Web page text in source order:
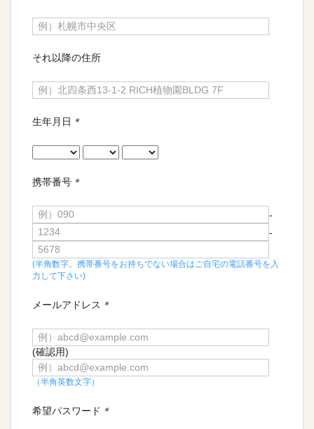
それ以降の住所
生年月日 ＊
携帯番号 ＊
-
-
(半角数字。携帯番号をお持ちでない場合はご自宅の電話番号を入
力して下さい)
メールアドレス ＊
(確認用)
（半角英数文字）
希望パスワード ＊